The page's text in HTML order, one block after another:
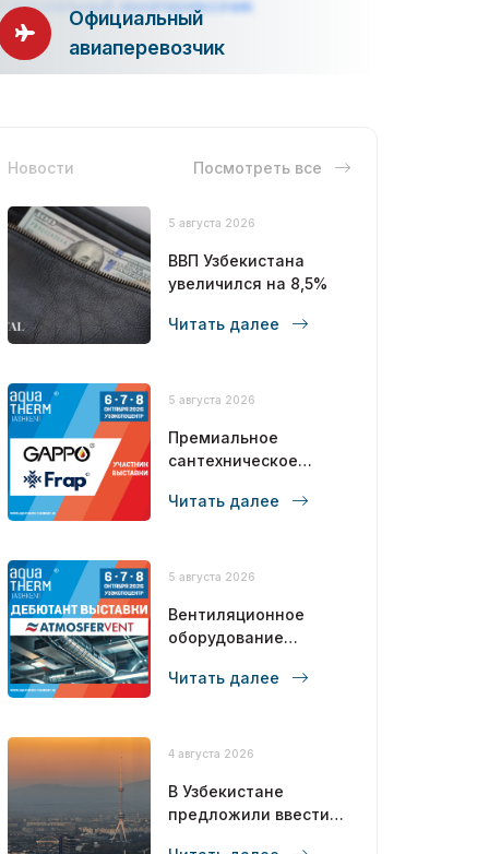
Официальный
авиаперевозчик
Новости Посмотреть все
5 августа 2026
ВВП Узбекистана
увеличился на 8,5%
Читать далее
5 августа 2026
Премиальное
сантехническое
полного цикла от
Читать далее
5 августа 2026
Вентиляционное
оборудование
производителя!
Читать далее
4 августа 2026
В Узбекистане
предложили ввести